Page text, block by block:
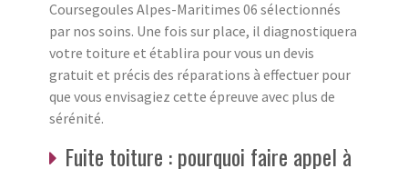
Coursegoules Alpes-Maritimes 06 sélectionnés
par nos soins. Une fois sur place, il diagnostiquera
votre toiture et établira pour vous un devis
gratuit et précis des réparations à effectuer pour
que vous envisagiez cette épreuve avec plus de
sérénité.
Fuite toiture : pourquoi faire appel à